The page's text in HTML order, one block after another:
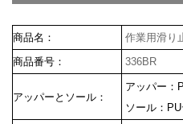
商品名：
作業用滑り
商品番号：
336BR
アッパーとソール：
アッパー：
ソール：